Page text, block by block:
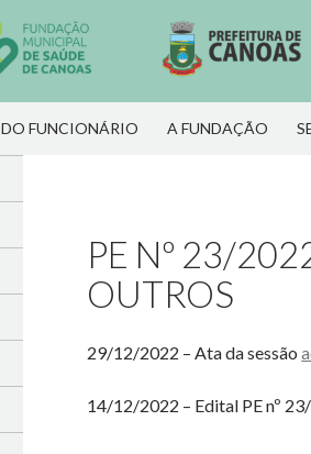
FUNCIONÁRIO A FUNDAÇÃO
PE Nº 23/
OUTROS
29/12/2022 – Ata da sessão
14/12/2022 – Edital PE nº